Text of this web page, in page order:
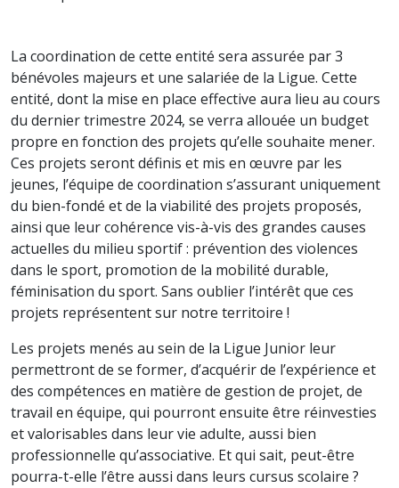
La coordination de cette entité sera assurée par 3
bénévoles majeurs et une salariée de la Ligue. Cette
entité, dont la mise en place effective aura lieu au cours
du dernier trimestre 2024, se verra allouée un budget
propre en fonction des projets qu’elle souhaite mener.
Ces projets seront définis et mis en œuvre par les
jeunes, l’équipe de coordination s’assurant uniquement
du bien-fondé et de la viabilité des projets proposés,
ainsi que leur cohérence vis-à-vis des grandes causes
actuelles du milieu sportif : prévention des violences
dans le sport, promotion de la mobilité durable,
féminisation du sport. Sans oublier l’intérêt que ces
projets représentent sur notre territoire !
Les projets menés au sein de la Ligue Junior leur
permettront de se former, d’acquérir de l’expérience et
des compétences en matière de gestion de projet, de
travail en équipe, qui pourront ensuite être réinvesties
et valorisables dans leur vie adulte, aussi bien
professionnelle qu’associative. Et qui sait, peut-être
pourra-t-elle l’être aussi dans leurs cursus scolaire ?